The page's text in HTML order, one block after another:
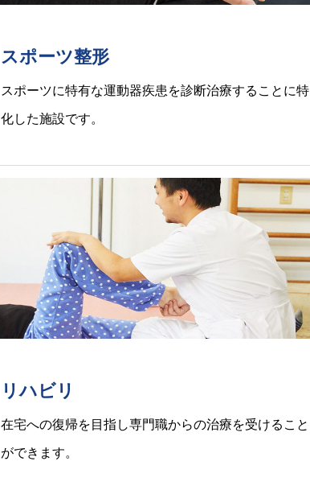
スポーツ整形
スポーツに特有な運動器疾患を診断治療することに特
化した施設です。
リハビリ
在宅への復帰を目指し専門職からの治療を受けること
ができます。